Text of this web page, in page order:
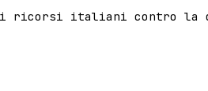
i ricorsi italiani contro la